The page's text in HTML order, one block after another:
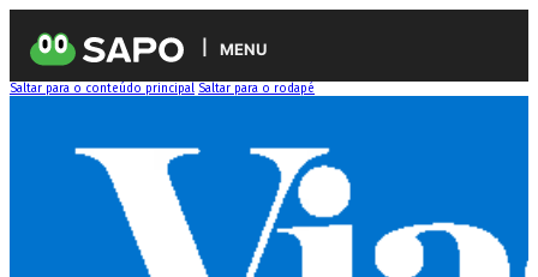
MENU
Saltar para o conteúdo principal Saltar para o rodapé